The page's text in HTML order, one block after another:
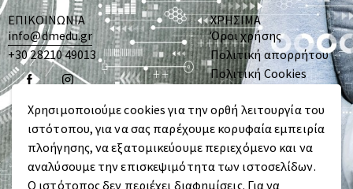
Xρησιμοποιούμε cookies για την ορθή λειτουργία του
ιστότοπου, για να σας παρέχουμε κορυφαία εμπειρία
πλοήγησης, να εξατομικεύουμε περιεχόμενο και να
αναλύσουμε την επισκεψιμότητα των ιστοσελίδων.
Ο ιστότοπος δεν περιέχει διαφημίσεις. Για να
ΕΠΙΚΟΙΝΩΝΙΑ
info@dmedu.gr
+30 28210 49013
ΧΡΗΣΙΜΑ
Όροι χρήσης
Πολιτική απορρήτου
Πολιτική Cookies
Αίτηση Άσκησης
Δικαιωμάτων
Υποκειμένων